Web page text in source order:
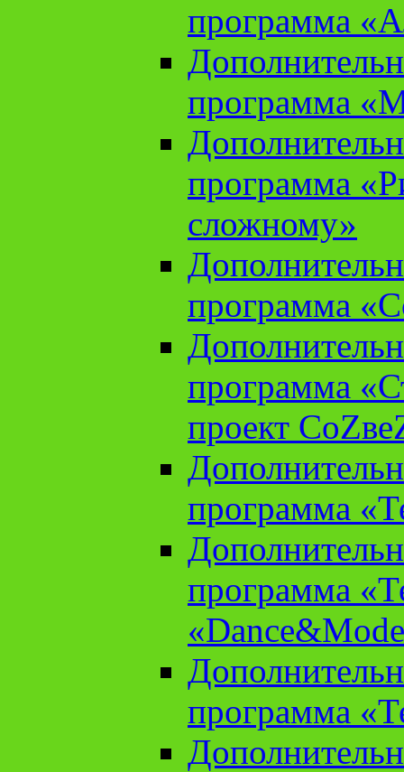
программа
программа
программа
сложному»
программа
программа
проект
программа
программа
программа